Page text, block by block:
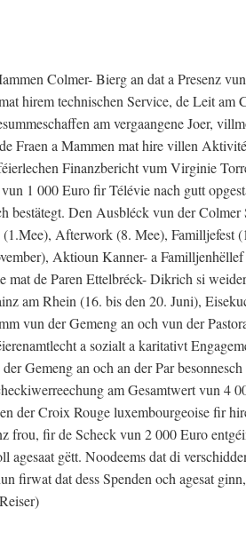
Colmer- Bierg an dat a Presenz
hirem technischen Service, de Leit am
am vergaangene Joer,
Fraen a Mammen mat hire villen
Finanzbericht vum Virginie
1 000 Euro fir Télévie nach gutt
bestätegt. Den Ausbléck vun der Colmer
Afterwork (8. Mee), Familljefest
Aktioun Kanner- a
mat de Paren Ettelbréck- Dikrich si
am Rhein (16. bis den 20. Juni),
vun der Gemeng an och vun der
a sozialt a karitativt
Gemeng an och an der Par besonnesch
am Gesamtwert vun 4
der Croix Rouge luxembourgeoise fir
frou, fir de Scheck vun 2 000 Euro
gëtt. Noodeems dat di
firwat dat dess Spenden och agesat